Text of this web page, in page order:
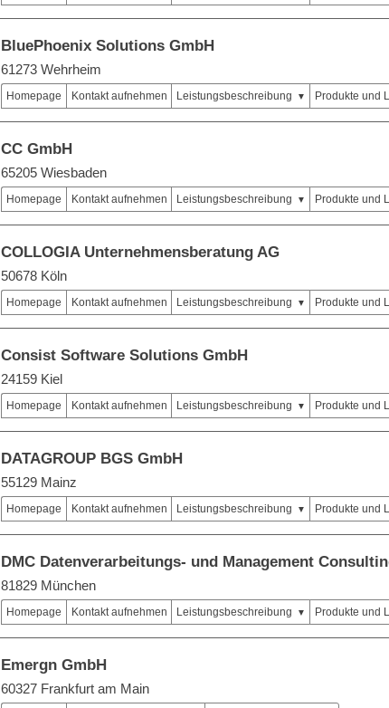
BluePhoenix Solutions GmbH
61273 Wehrheim
Homepage Kontakt aufnehmen Leistungsbeschreibung Produkte und
CC GmbH
65205 Wiesbaden
Homepage Kontakt aufnehmen Leistungsbeschreibung Produkte und
COLLOGIA Unternehmensberatung AG
50678 Köln
Homepage Kontakt aufnehmen Leistungsbeschreibung Produkte und
Consist Software Solutions GmbH
24159 Kiel
Homepage Kontakt aufnehmen Leistungsbeschreibung Produkte und
DATAGROUP BGS GmbH
55129 Mainz
Homepage Kontakt aufnehmen Leistungsbeschreibung Produkte und
DMC Datenverarbeitungs- und Management
81829 München
Homepage Kontakt aufnehmen Leistungsbeschreibung Produkte und
Emergn GmbH
60327 Frankfurt am Main